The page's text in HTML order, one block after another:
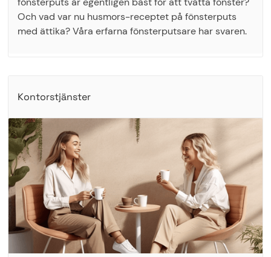
Och vad var nu husmors-receptet på fönsterputs
med ättika? Våra erfarna fönsterputsare har svaren.
Kontorstjänster